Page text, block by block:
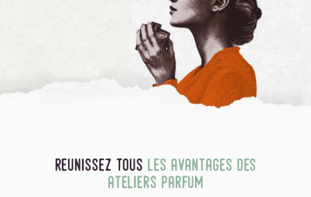
Découvrez l’art captivant de la création
parfumée etplongez vos proches ou
reunissez tous les avantages des
ateliers parfum